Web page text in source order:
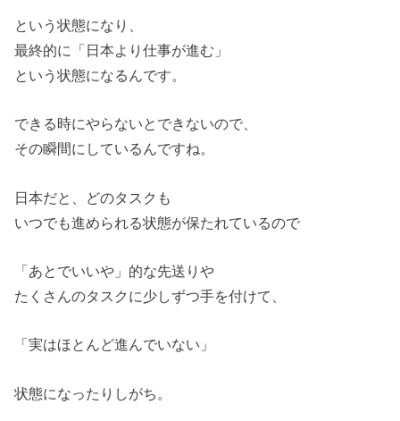
という状態になり、
最終的に「日本より仕事が進む」
という状態になるんです。
できる時にやらないとできないので、
その瞬間にしているんですね。
日本だと、どのタスクも
いつでも進められる状態が保たれているので
「あとでいいや」的な先送りや
たくさんのタスクに少しずつ手を付けて、
「実はほとんど進んでいない」
状態になったりしがち。